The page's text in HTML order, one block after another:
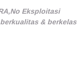
Eksploitasi
& berkelas